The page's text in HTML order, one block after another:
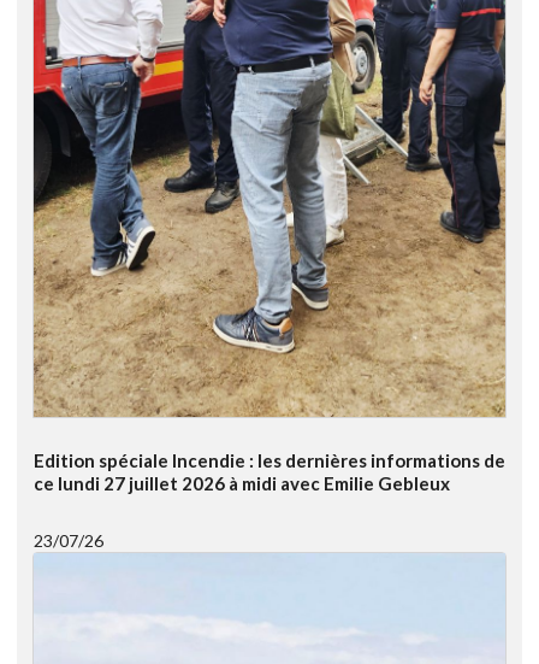
Edition spéciale Incendie : les dernières informations de
ce lundi 27 juillet 2026 à midi avec Emilie Gebleux
23/07/26